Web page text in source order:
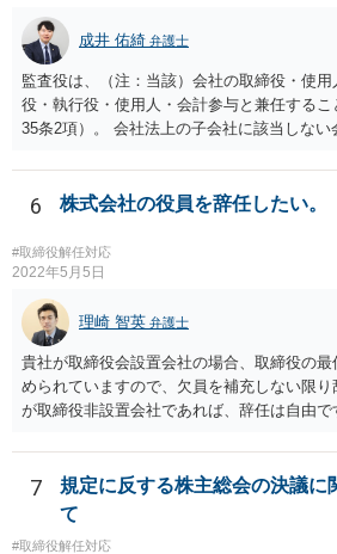
成井 佑綺 弁護士
監査役は、（注：当該）会社の取締役・使
役・執行役・使用人・会計参与と兼任する
35条2項）。 会社法上の子会社に該当しな
任していた場合には、基本はその選任自体
となりますが、当該監査役が損害賠償責任
には、監査が無効になる可能性があります。
反する兼任の場合には、監査役の辞任等を検
われます。
6 株式会社の役員を辞任したい。
#取締役解任対応
2022年5月5日
理崎 智英 弁護士
貴社が取締役会設置会社の場合、取締役の
められていますので、欠員を補充しない限
が取締役非設置会社であれば、辞任は自由
生じた場合、会社に対して損害賠償をする
後の対応等について、弁護士にご相談される
7
規定に反する株主総会の決議に
て
#取締役解任対応